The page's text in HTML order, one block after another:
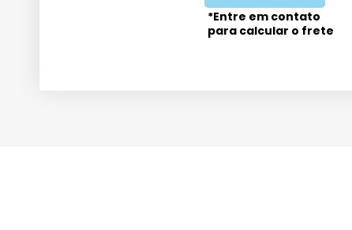
*Entre em contato
para calcular o frete